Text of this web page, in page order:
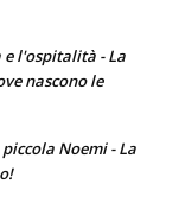
e l'ospitalità - La
nascono le
Noemi - La